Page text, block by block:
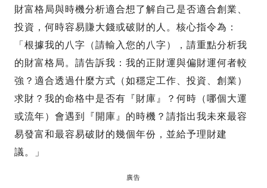
財富格局與時機分析適合想了解自己是否適合創業、
投資，何時容易賺大錢或破財的人。核心指令為：
「根據我的八字（請輸入您的八字），請重點分析我
的財富格局。請告訴我：我的正財運與偏財運何者較
強？適合透過什麼方式（如穩定工作、投資、創業）
求財？我的命格中是否有『財庫』？何時（哪個大運
或流年）會遇到『開庫』的時機？請指出我未來最容
易發富和最容易破財的幾個年份，並給予理財建
議。」
廣告